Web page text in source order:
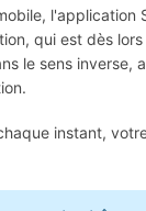
l'application
qui est dès
le sens inverse,
instant,